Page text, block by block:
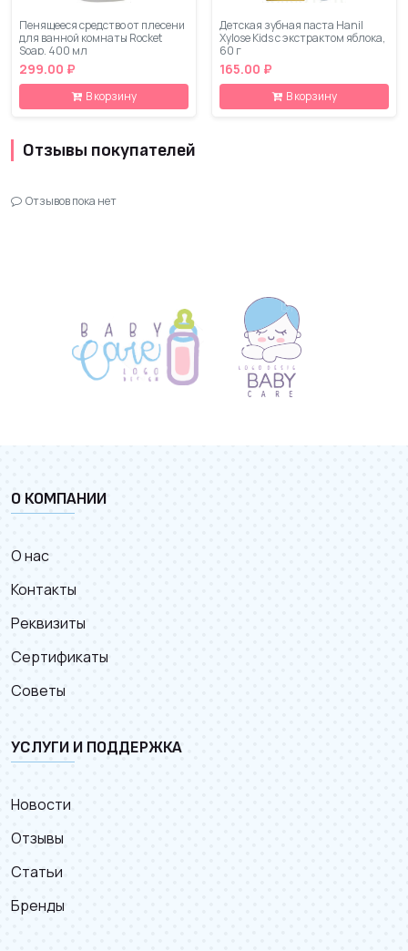
Пенящееся средство от плесени
для ванной комнаты Rocket
Soap, 400 мл
299.00 ₽
В корзину
Детская зубная паста Hanil
Xylose Kids с экстрактом яблока,
60 г
165.00 ₽
В корзину
Отзывы покупателей
Отзывов пока нет
О КОМПАНИИ
О нас
Контакты
Реквизиты
Сертификаты
Советы
УСЛУГИ И ПОДДЕРЖКА
Новости
Отзывы
Статьи
Бренды